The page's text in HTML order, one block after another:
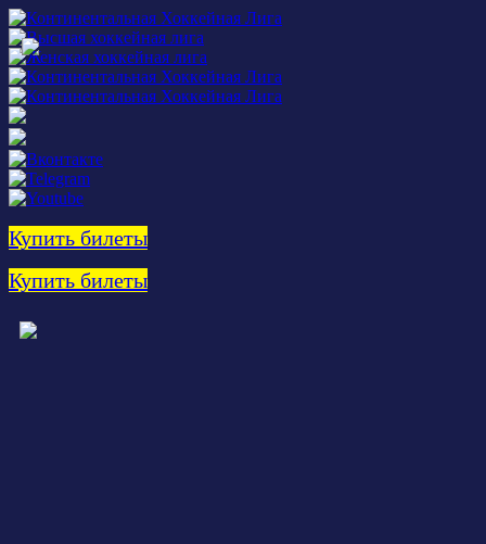
Купить билеты
Купить билеты